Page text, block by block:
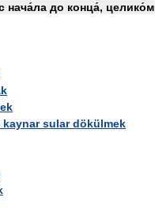
нача́ла до конца́, целико́м
kaynar sular dökülmek